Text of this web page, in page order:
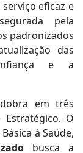
eficaz e
pela
padronizados
das
e a
em três
Estratégico. O
à Saúde,
busca a